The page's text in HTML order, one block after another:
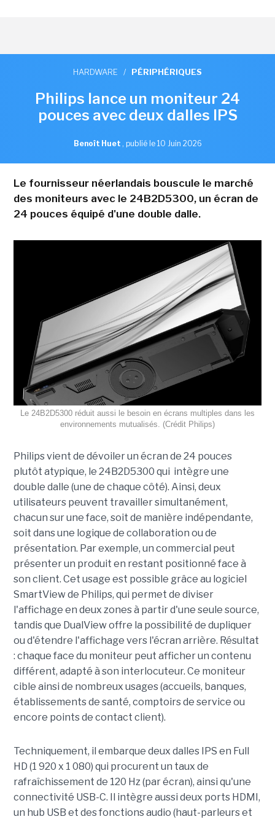
HARDWARE / PÉRIPHÉRIQUES
Philips lance un moniteur 24
pouces avec deux dalles IPS
Benoît Huet , publié le 10 Juin 2026
Le fournisseur néerlandais bouscule le marché
des moniteurs avec le 24B2D5300, un écran de
24 pouces équipé d'une double dalle.
Le 24B2D5300 réduit aussi le besoin en écrans multiples dans les
environnements mutualisés. (Crédit Philips)
Philips vient de dévoiler un écran de 24 pouces
plutôt atypique, le 24B2D5300 qui intègre une
double dalle (une de chaque côté). Ainsi, deux
utilisateurs peuvent travailler simultanément,
chacun sur une face, soit de manière indépendante,
soit dans une logique de collaboration ou de
présentation. Par exemple, un commercial peut
présenter un produit en restant positionné face à
son client. Cet usage est possible grâce au logiciel
SmartView de Philips, qui permet de diviser
l'affichage en deux zones à partir d'une seule source,
tandis que DualView offre la possibilité de dupliquer
ou d'étendre l'affichage vers l'écran arrière. Résultat
: chaque face du moniteur peut afficher un contenu
différent, adapté à son interlocuteur. Ce moniteur
cible ainsi de nombreux usages (accueils, banques,
établissements de santé, comptoirs de service ou
encore points de contact client).
Techniquement, il embarque deux dalles IPS en Full
HD (1 920 x 1 080) qui procurent un taux de
rafraîchissement de 120 Hz (par écran), ainsi qu'une
connectivité USB-C. Il intègre aussi deux ports HDMI,
un hub USB et des fonctions audio (haut-parleurs et